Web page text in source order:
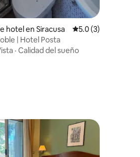
de 5, 12 reseñas
hotel en Siracusa Calificación
5.0 (3)
| Hotel Posta
· Calidad del sueño